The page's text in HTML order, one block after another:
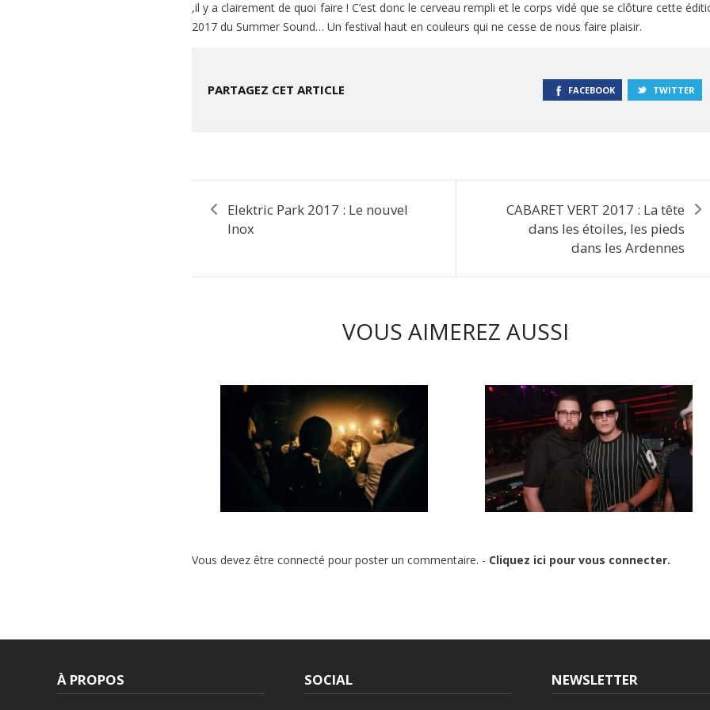
,il y a clairement de quoi faire ! C’est donc le cerveau rempli et le corps vidé que se clôture cette
2017 du Summer Sound… Un festival haut en couleurs qui ne cesse de nous faire plaisir.
PARTAGEZ CET ARTICLE FACEBOOK TWITTER
Elektric Park 2017 : Le nouvel
Inox
CABARET VERT 2017 : La tête
dans les étoiles, les pieds
dans les Ardennes
VOUS AIMEREZ AUSSI
TRÈS HOT SAMEDI SOIR DU AAA
PARIS
D’UN ACCIDENT DE VOITURE
Vous devez être connecté pour poster un commentaire. - Cliquez ici pour vous connecter.
À PROPOS SOCIAL NEWSLETTER